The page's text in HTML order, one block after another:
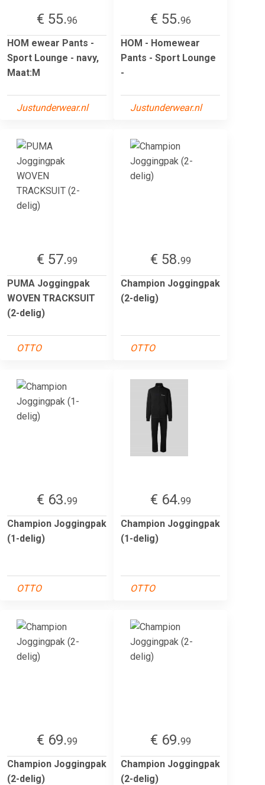
€ 55.96
HOM ewear Pants -
Sport Lounge - navy,
Maat:M
Justunderwear.nl
€ 55.96
HOM - Homewear
Pants - Sport Lounge
-
Justunderwear.nl
€ 57.99
PUMA Joggingpak
WOVEN TRACKSUIT
(2-delig)
OTTO
€ 58.99
Champion Joggingpak
(2-delig)
OTTO
€ 63.99
Champion Joggingpak
(1-delig)
OTTO
€ 64.99
Champion Joggingpak
(1-delig)
OTTO
€ 69.99
Champion Joggingpak
(2-delig)
€ 69.99
Champion Joggingpak
(2-delig)